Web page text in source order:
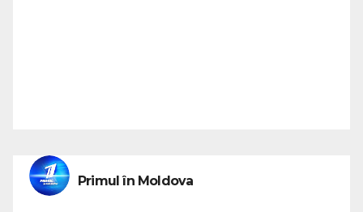
Primul în Moldova